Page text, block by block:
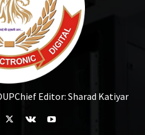
Chief Editor: Sharad Katiyar